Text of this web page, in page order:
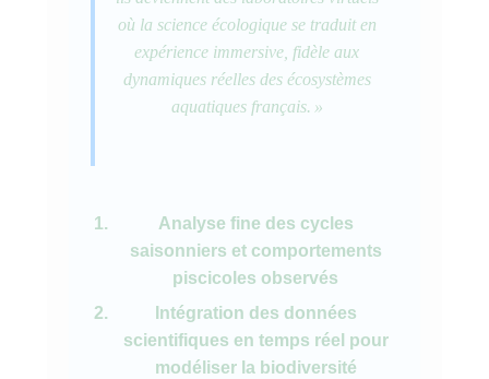
où la science écologique se traduit en
expérience immersive, fidèle aux
dynamiques réelles des écosystèmes
aquatiques français. »
Analyse fine des cycles
saisonniers et comportements
piscicoles observés
Intégration des données
scientifiques en temps réel pour
modéliser la biodiversité